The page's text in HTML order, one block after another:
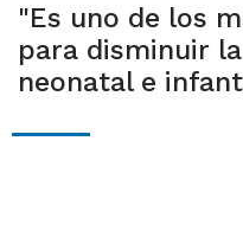
"Es uno de los
para disminuir
neonatal e